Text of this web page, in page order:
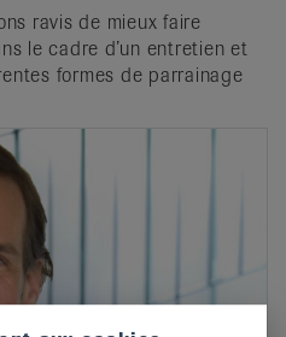
ravis de mieux faire
le cadre d’un entretien et
formes de parrainage